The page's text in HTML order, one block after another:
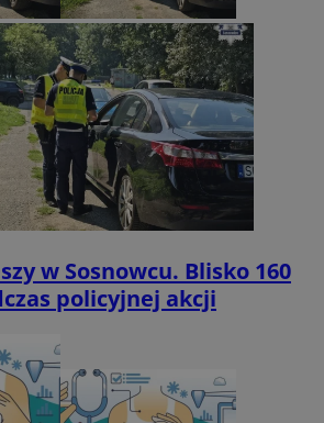
w Sosnowcu. Blisko 160
policyjnej akcji